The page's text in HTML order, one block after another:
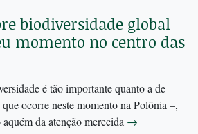
biodiversidade global
momento no centro das
é tão importante quanto a de
ocorre neste momento na Polônia –,
da atenção merecida →